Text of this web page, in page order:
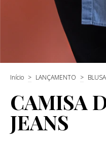
Início > LANÇAMENTO >
CAMISA
JEANS